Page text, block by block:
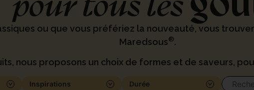
ou que vous préfériez la nouveauté, vous
Maredsous®.
nous proposons un choix de formes et de saveurs,
Inspirations Durée